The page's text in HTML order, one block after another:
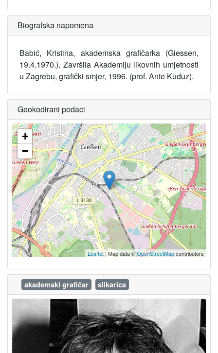
Biografska napomena
Babić, Kristina, akademska grafičarka (Giessen,
19.4.1970.). Završila Akademiju likovnih umjetnosti
u Zagrebu, grafički smjer, 1996. (prof. Ante Kuduz).
Geokodirani podaci
+
−
Leaflet| Map data ©OpenStreetMapcontributors
akademski grafičar slikarica